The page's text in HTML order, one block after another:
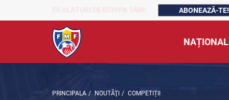
ABONEAZĂ-TE!
PRINCIPALA / NOUTĂŢI / COMPETIȚII